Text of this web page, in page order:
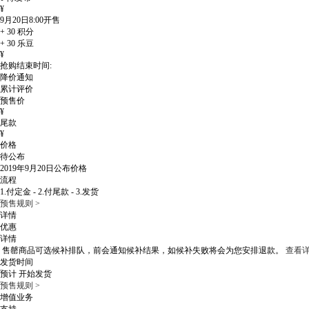
¥
9月20日8:00开售
+ 30 积分
+ 30 乐豆
¥
抢购结束时间:
降价通知
累计评价
预售价
¥
尾款
¥
价格
待公布
2019年9月20日 公布价格
流程
1.付定金 - 2.付尾款 - 3.发货
预售规则 >
详情
优惠
详情
售罄商品可选候补排队， 前会通知候补结果，如候补失败将会为您安排退款。
查看
发货时间
预计 开始发货
预售规则 >
增值业务